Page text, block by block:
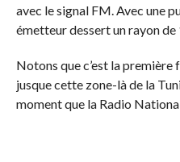
avec le signal FM. Avec une
émetteur dessert un rayon
Notons que c’est la
jusque cette zone-là de la
moment que la Radio